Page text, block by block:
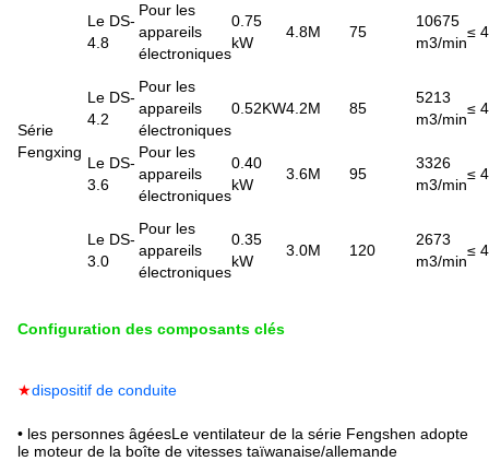
Série
Fengxing
Le DS-
4.8
Pour les
appareils
électroniques
0.75
kW
4.8M 75
10675
m3/min
≤
Le DS-
4.2
Pour les
appareils
électroniques
0.52KW4.2M 85
5213
m3/min
≤
Le DS-
3.6
Pour les
appareils
électroniques
0.40
kW
3.6M 95
3326
m3/min
≤
Le DS-
3.0
Pour les
appareils
électroniques
0.35
kW
3.0M 120
2673
m3/min
≤
Configuration des composants clés
★dispositif de conduite
• les personnes âgéesLe ventilateur de la série Fengshen adopte
le moteur de la boîte de vitesses taïwanaise/allemande